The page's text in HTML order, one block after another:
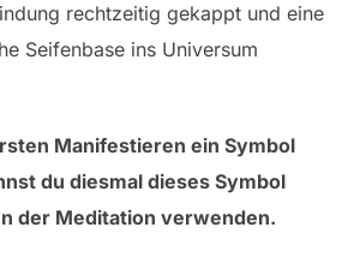
rechtzeitig gekappt und eine
Seifenbase ins Universum
Manifestieren ein Symbol
du diesmal dieses Symbol
der Meditation verwenden.